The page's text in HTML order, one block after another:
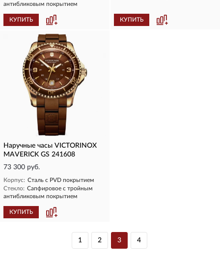
антибликовым покрытием
КУПИТЬ КУПИТЬ
Наручные часы VICTORINOX
MAVERICK GS 241608
73 300 руб.
Корпус: Сталь с PVD покрытием
Стекло: Сапфировое с тройным
антибликовым покрытием
КУПИТЬ
1 2 3 4